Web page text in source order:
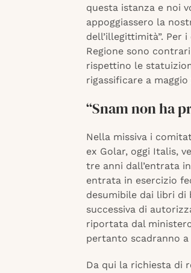
questa istanza e noi
appoggiassero la
dell’illegittimità”. Per
Regione sono
rispettino le
rigassificare a maggio
“Snam non ha
Nella missiva i
ex Golar, oggi Italis,
tre anni dall’entrata
entrata in esercizio
desumibile dai libri di
successiva di
riportata dal
pertanto scadranno a
Da qui la richiesta di